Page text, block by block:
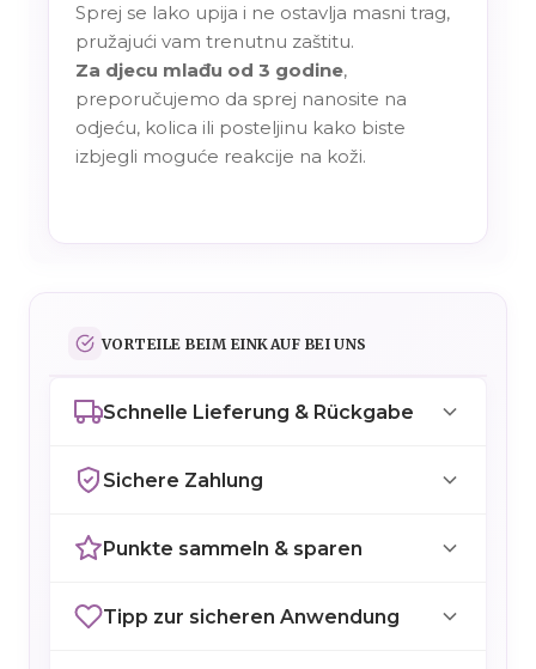
Sprej se lako upija i ne ostavlja masni trag,
pružajući vam trenutnu zaštitu.
Za djecu mlađu od 3 godine,
preporučujemo da sprej nanosite na
odjeću, kolica ili posteljinu kako biste
izbjegli moguće reakcije na koži.
VORTEILE BEIM EINKAUF BEI UNS
Schnelle Lieferung & Rückgabe
Sichere Zahlung
Punkte sammeln & sparen
Tipp zur sicheren Anwendung